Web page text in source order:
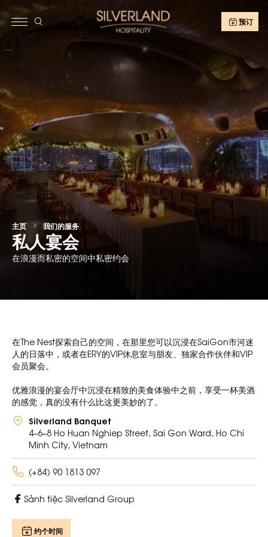
预订
主页 我们的服务
私人宴会
在浪漫而私密的空间中私密约会
在The Nest探索自己的空间，在那里您可以沉浸在SaiGon市河迷
人的日落中，或者在ERY的VIP休息室与朋友、独家合作伙伴和VIP
会员聚会。
优雅浪漫的宴会厅中沉浸在精致的美食体验中之前，享受一杯美酒
的感觉，真的没有什么比这更美妙的了。
Silverland Banquet
4–6–8 Ho Huan Nghiep Street, Sai Gon Ward, Ho Chi
Minh City, Vietnam
(+84) 90 1813 097
Sảnh tiệc Silverland Group
约个时间